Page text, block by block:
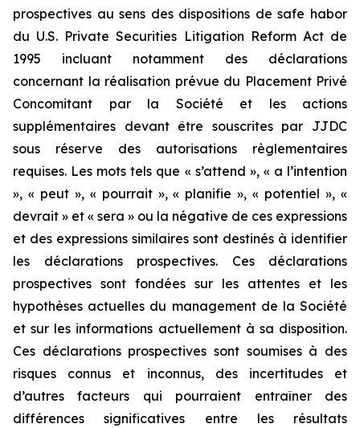
prospectives au sens des dispositions de safe habor
du U.S. Private Securities Litigation Reform Act de
1995 incluant notamment des déclarations
concernant la réalisation prévue du Placement Privé
Concomitant par la Société et les actions
supplémentaires devant être souscrites par JJDC
sous réserve des autorisations règlementaires
requises. Les mots tels que « s’attend », « a l’intention
», « peut », « pourrait », « planifie », « potentiel », «
devrait » et « sera » ou la négative de ces expressions
et des expressions similaires sont destinés à identifier
les déclarations prospectives. Ces déclarations
prospectives sont fondées sur les attentes et les
hypothèses actuelles du management de la Société
et sur les informations actuellement à sa disposition.
Ces déclarations prospectives sont soumises à des
risques connus et inconnus, des incertitudes et
d’autres facteurs qui pourraient entraîner des
différences significatives entre les résultats